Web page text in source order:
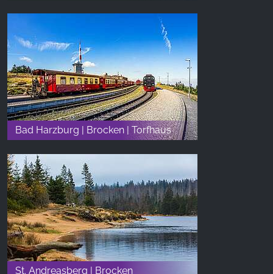
Bad Harzburg | Brocken | Torfhaus
St. Andreasberg | Brocken